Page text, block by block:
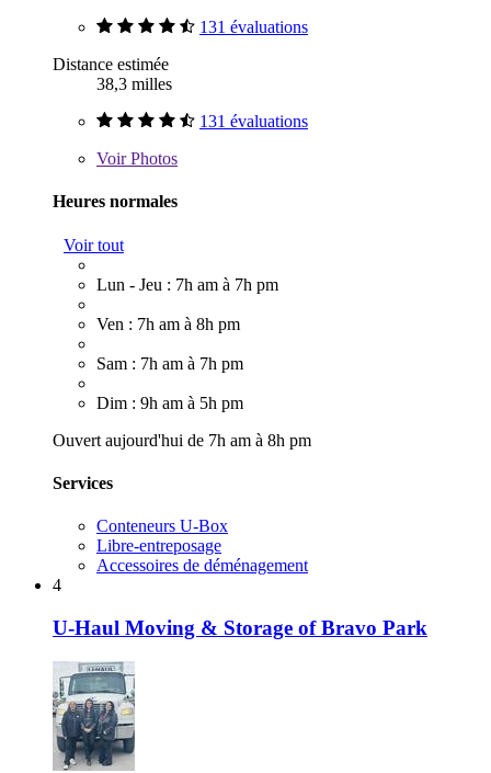
131 évaluations
Distance estimée
38,3 milles
131 évaluations
VoirPhotos
Heures normales
Voir tout
Lun - Jeu : 7h am à 7h pm
Ven : 7h am à 8h pm
Sam : 7h am à 7h pm
Dim : 9h am à 5h pm
Ouvert aujourd'hui de 7h am à 8h pm
Services
Conteneurs U-Box
Libre-entreposage
Accessoires de déménagement
4
U-Haul Moving & Storage of Bravo Park